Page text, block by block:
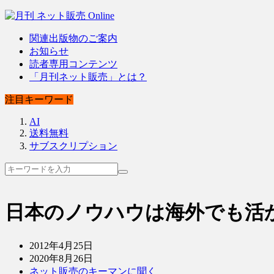
関連出版物のご案内
お知らせ
読者専用コンテンツ
「月刊ネット販売」とは？
注目キーワード
AI
送料無料
サブスクリプション
日本のノウハウは海外でも活
2012年4月25日
2020年8月26日
ネット販売のキーマンに聞く